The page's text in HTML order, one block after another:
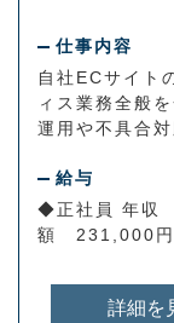
仕事内容
自社ECサイト
ィス業務全般
運用や不具合
給与
◆正社員 年収
額 231,000円
詳細を